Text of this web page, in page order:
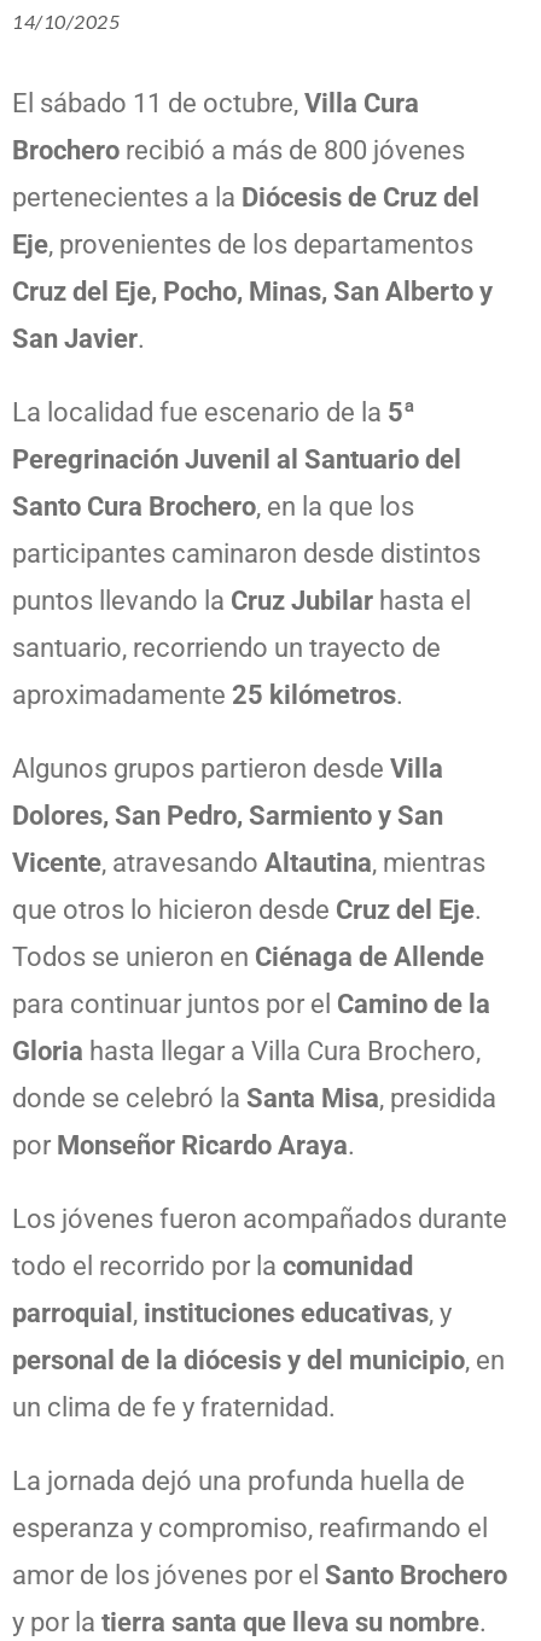
14/10/2025
El sábado 11 de octubre, Villa Cura
Brochero recibió a más de 800 jóvenes
pertenecientes a la Diócesis de Cruz del
Eje, provenientes de los departamentos
Cruz del Eje, Pocho, Minas, San Alberto y
San Javier.
La localidad fue escenario de la 5ª
Peregrinación Juvenil al Santuario del
Santo Cura Brochero, en la que los
participantes caminaron desde distintos
puntos llevando la Cruz Jubilar hasta el
santuario, recorriendo un trayecto de
aproximadamente 25 kilómetros.
Algunos grupos partieron desde Villa
Dolores, San Pedro, Sarmiento y San
Vicente, atravesando Altautina, mientras
que otros lo hicieron desde Cruz del Eje.
Todos se unieron en Ciénaga de Allende
para continuar juntos por el Camino de la
Gloria hasta llegar a Villa Cura Brochero,
donde se celebró la Santa Misa, presidida
por Monseñor Ricardo Araya.
Los jóvenes fueron acompañados durante
todo el recorrido por la comunidad
parroquial , instituciones educativas, y
personal de la diócesis y del municipio, en
un clima de fe y fraternidad.
La jornada dejó una profunda huella de
esperanza y compromiso, reafirmando el
amor de los jóvenes por el Santo Brochero
y por la tierra santa que lleva su nombre.